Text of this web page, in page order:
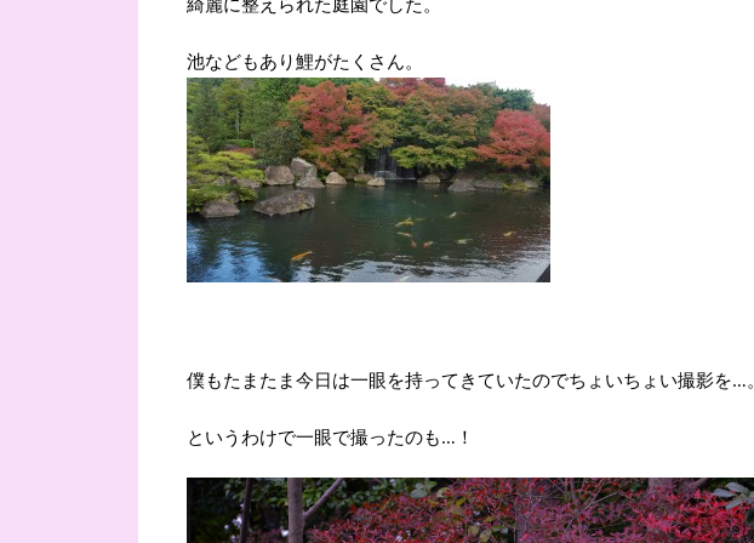
池などもあり鯉がたくさん。
僕もたまたま今日は一眼を持ってきていたのでちょいちょい撮影を…。
というわけで一眼で撮ったのも…！